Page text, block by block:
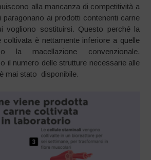
alla mancanza di competitività a
paragonano ai prodotti contenenti carne
vogliono sostituirsi. Questo perché la
coltivata è nettamente inferiore a quelle
la macellazione convenzionale.
il numero delle strutture necessarie alle
mai stato disponibile.